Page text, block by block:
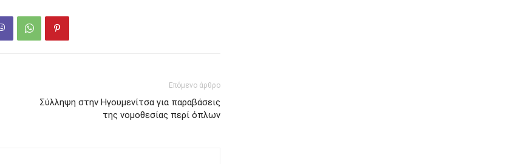
Επόμενο άρθρο
Σύλληψη στην Ηγουμενίτσα για παραβάσεις
της νομοθεσίας περί όπλων